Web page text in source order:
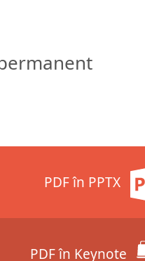
PDF în PPTX
PDF în Keynote